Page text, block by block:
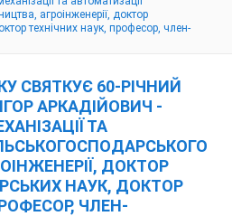
агроінженерії, доктор
технічних наук, професор, член-
СВЯТКУЄ 60-РІЧНИЙ
АРКАДІЙОВИЧ -
ТА
ДОКТОР
НАУК, ДОКТОР
ЧЛЕН-